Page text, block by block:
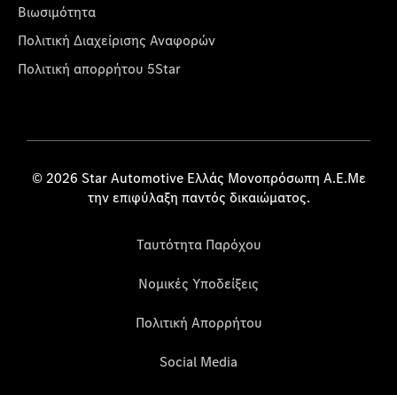
Βιωσιμότητα
Πολιτική Διαχείρισης Αναφορών
Πολιτική απορρήτου 5Star
© 2026 Star Automotive Ελλάς Μονοπρόσωπη Α.Ε.Με
την επιφύλαξη παντός δικαιώματος.
Ταυτότητα Παρόχου
Νομικές Υποδείξεις
Πολιτική Απορρήτου
Social Media